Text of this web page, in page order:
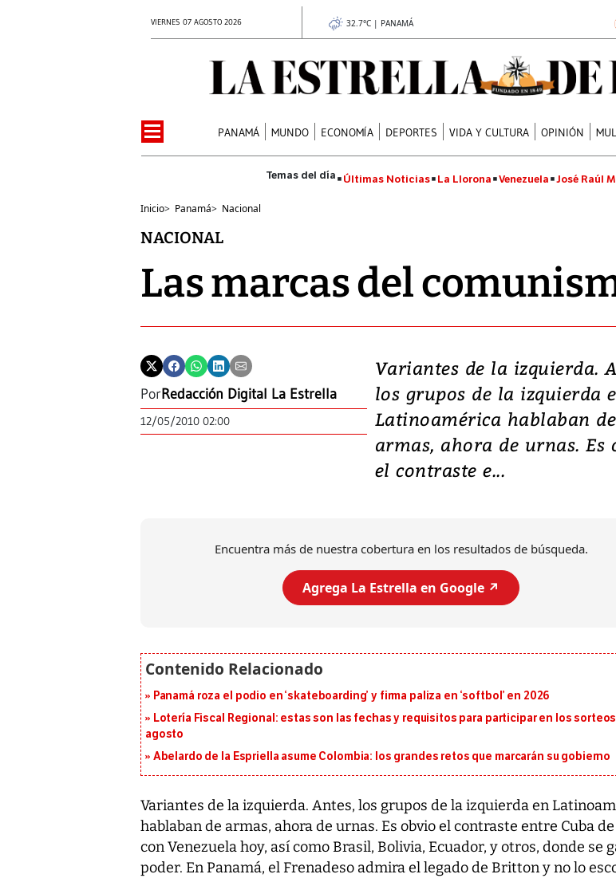
VIERNES 07 AGOSTO 2026 32.7°C | PANAMÁ
PANAMÁ MUNDO ECONOMÍA DEPORTES VIDA Y CULTURA OPINIÓN
Últimas Noticias La Llorona Venezuela José Raúl
Inicio> Panamá> Nacional
NACIONAL
Las marcas del
PorRedacción Digital La Estrella
12/05/2010 02:00
Variantes de la izquierda.
los grupos de la izquierda
Latinoamérica hablaban de
armas, ahora de urnas. Es
el contraste e...
Encuentra más de nuestra cobertura en los resultados de búsqueda.
Agrega La Estrella en Google ↗️
Panamá roza el podio en ‘skateboarding’ y firma paliza en ‘softbol’ en 2026
Lotería Fiscal Regional: estas son las fechas y requisitos para participar en los
agosto
Abelardo de la Espriella asume Colombia: los grandes retos que marcarán su gobierno
Variantes de la izquierda. Antes, los grupos de la izquierda en
hablaban de armas, ahora de urnas. Es obvio el contraste entre Cuba de
con Venezuela hoy, así como Brasil, Bolivia, Ecuador, y otros, donde se
poder. En Panamá, el Frenadeso admira el legado de Britton y no lo
Video: Lula lanza
candidatura con
promesas de
en defensa,
tierras raras
Entre recuerdos y escuetas
da Silva, oficializó este
candidatura...